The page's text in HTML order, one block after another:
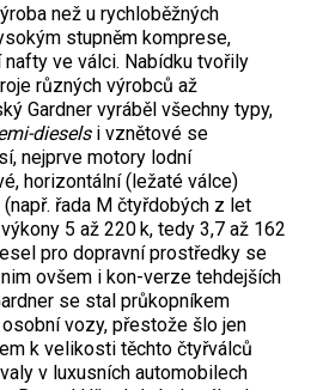
než u rychloběžných
stupněm komprese,
ve válci. Nabídku tvořily
různých výrobců až
Gardner vyráběl všechny typy,
dieselsi vznětové se
nejprve motory lodní
horizontální (ležaté válce)
řada M čtyřdobých z let
5 až 220 k, tedy 3,7 až 162
pro dopravní prostředky se
ovšem i kon-verze tehdejších
se stal průkopníkem
vozy, přestože šlo jen
k velikosti těchto čtyřválců
v luxusních automobilech